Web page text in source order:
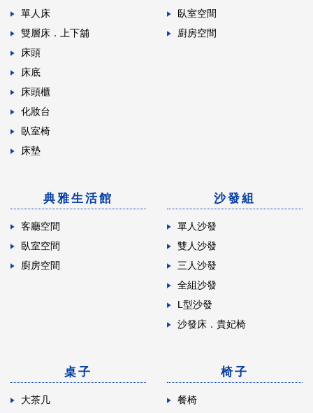
單人床
雙層床．上下舖
床頭
床底
床頭櫃
化妝台
臥室椅
床墊
臥室空間
廚房空間
典雅生活館
客廳空間
臥室空間
廚房空間
沙發組
單人沙發
雙人沙發
三人沙發
全組沙發
L型沙發
沙發床．貴妃椅
桌子
大茶几
椅子
餐椅